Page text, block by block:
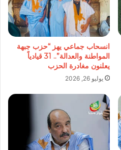
انسحاب جماعي يهز “حزب جبهة
المواطنة والعدالة”.. 31 قيادياً
يعلنون مغادرة الحزب
يوليو 26, 2026